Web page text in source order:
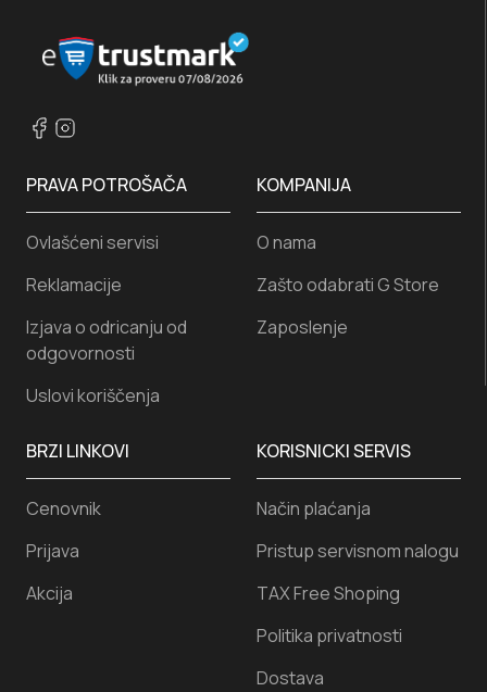
KORISNICKI SERVIS
Način plaćanja
Pristup servisnom nalogu
TAX Free Shoping
Politika privatnosti
Dostava
PRAVA POTROŠAČA
Ovlašćeni servisi
Reklamacije
Izjava o odricanju od
odgovornosti
Uslovi koriščenja
KOMPANIJA
O nama
Zašto odabrati G Store
Zaposlenje
BRZI LINKOVI
Cenovnik
Prijava
Akcija